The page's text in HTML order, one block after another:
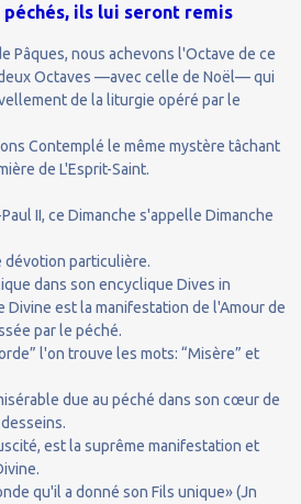
ils lui seront remis
Pâques, nous achevons l'Octave de ce
Octaves —avec celle de Noël— qui
de la liturgie opéré par le
Contemplé le même mystère tâchant
de L'Esprit-Saint.
II, ce Dimanche s'appelle Dimanche
dévotion particulière.
dans son encyclique Dives in
Divine est la manifestation de l'Amour de
par le péché.
l'on trouve les mots: “Misère” et
due au péché dans son cœur de
est la suprême manifestation et
qu'il a donné son Fils unique» (Jn